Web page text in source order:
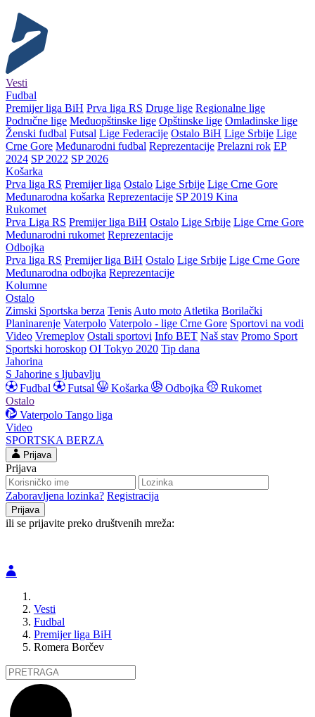
Vesti
Fudbal
Premijer liga BiH Prva liga RS Druge lige Regionalne lige
Područne lige Međuopštinske lige Opštinske lige Omladinske lige
Ženski fudbal Futsal Lige Federacije Ostalo BiH Lige Srbije Lige
Crne Gore Međunarodni fudbal Reprezentacije Prelazni rok EP
2024 SP 2022 SP 2026
Košarka
Prva liga RS Premijer liga Ostalo Lige Srbije Lige Crne Gore
Međunarodna košarka Reprezentacije SP 2019 Kina
Rukomet
Prva Liga RS Premijer liga BiH Ostalo Lige Srbije Lige Crne Gore
Međunarodni rukomet Reprezentacije
Odbojka
Prva liga RS Premijer liga BiH Ostalo Lige Srbije Lige Crne Gore
Međunarodna odbojka Reprezentacije
Kolumne
Ostalo
Zimski Sportska berza Tenis Auto moto Atletika Borilački
Planinarenje Vaterpolo Vaterpolo - lige Crne Gore Sportovi na vodi
Video Vremeplov Ostali sportovi Info BET Naš stav Promo Sport
Sportski horoskop OI Tokyo 2020 Tip dana
Jahorina
S Jahorine s ljubavlju
Fudbal
Futsal Košarka Odbojka
Rukomet
Ostalo
Vaterpolo Tango liga
Video
SPORTSKA BERZA
Prijava
Prijava
Zaboravljena lozinka? Registracija
ili se prijavite preko društvenih mreža:
Vesti
Fudbal
Premijer liga BiH
Romera Borčev